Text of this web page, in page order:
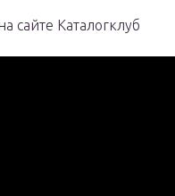
сайте Каталогклуб